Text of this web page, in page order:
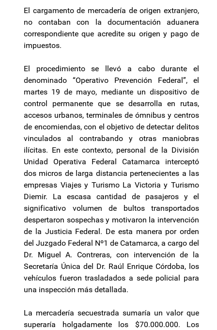
El cargamento de mercadería de origen extranjero,
no contaban con la documentación aduanera
correspondiente que acredite su origen y pago de
impuestos.
El procedimiento se llevó a cabo durante el
denominado “Operativo Prevención Federal”, el
martes 19 de mayo, mediante un dispositivo de
control permanente que se desarrolla en rutas,
accesos urbanos, terminales de ómnibus y centros
de encomiendas, con el objetivo de detectar delitos
vinculados al contrabando y otras maniobras
ilícitas. En este contexto, personal de la División
Unidad Operativa Federal Catamarca interceptó
dos micros de larga distancia pertenecientes a las
empresas Viajes y Turismo La Victoria y Turismo
Diemir. La escasa cantidad de pasajeros y el
significativo volumen de bultos transportados
despertaron sospechas y motivaron la intervención
de la Justicia Federal. De esta manera por orden
del Juzgado Federal Nº1 de Catamarca, a cargo del
Dr. Miguel A. Contreras, con intervención de la
Secretaría Única del Dr. Raúl Enrique Córdoba, los
vehículos fueron trasladados a sede policial para
una inspección más detallada.
La mercadería secuestrada sumaría un valor que
superaría holgadamente los $70.000.000. Los